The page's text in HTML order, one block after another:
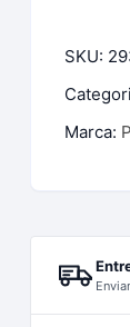
SKU:
Marca: